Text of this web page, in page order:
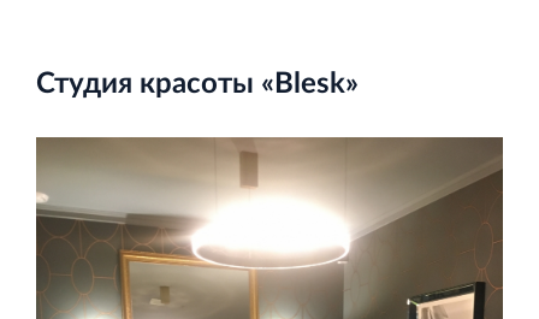
Испытательный комплекс ПКТИ
Многофункцинальный испытательный комплекс
Студия красоты «Blesk»